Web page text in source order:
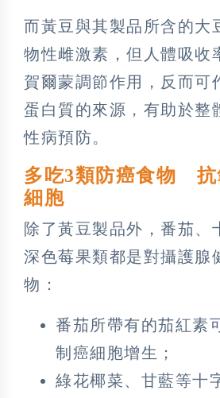
而黃豆與其製品所含的大
物性雌激素，但人體吸收
賀爾蒙調節作用，反而可
蛋白質的來源，有助於整
性病預防。
多吃3類防癌食物 抗
細胞
除了黃豆製品外，番茄、
深色莓果類都是對攝護腺
物：
番茄所帶有的茄紅素
制癌細胞增生；
綠花椰菜、甘藍等十